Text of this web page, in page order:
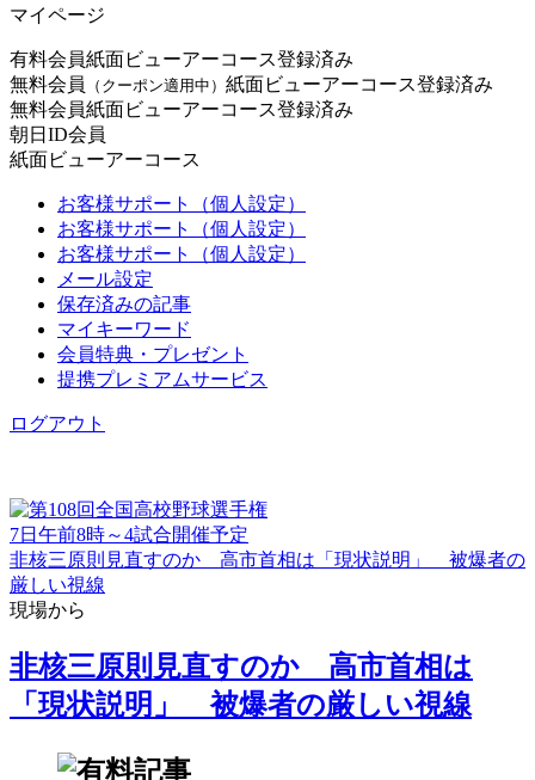
マイページ
有料会員紙面ビューアーコース登録済み
無料会員
（クーポン適用中） 紙面ビューアーコース登録済み
無料会員紙面ビューアーコース登録済み
朝日ID会員
紙面ビューアーコース
お客様サポート（個人設定）
お客様サポート（個人設定）
お客様サポート（個人設定）
メール設定
保存済みの記事
マイキーワード
会員特典・プレゼント
提携プレミアムサービス
ログアウト
7日午前8時～4試合開催予定
非核三原則見直すのか 高市首相は「現状説明」 被爆者の
厳しい視線
現場から
非核三原則見直すのか 高市首相は
「現状説明」 被爆者の厳しい視線